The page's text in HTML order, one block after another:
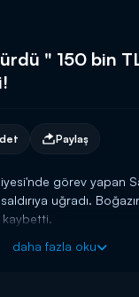
" 150 bin
Paylaş
görev yapan
uğradı.
kaybetti.
her akşam Kanal
daha fazla oku